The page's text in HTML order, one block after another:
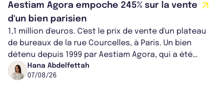
Aestiam Agora empoche 245% sur la vente
d'un bien parisien
1,1 million d'euros. C'est le prix de vente d'un plateau
de bureaux de la rue Courcelles, à Paris. Un bien
détenu depuis 1999 par Aestiam Agora, qui a été
cédé avec une plus-value...
Hana Abdelfettah
07/08/26